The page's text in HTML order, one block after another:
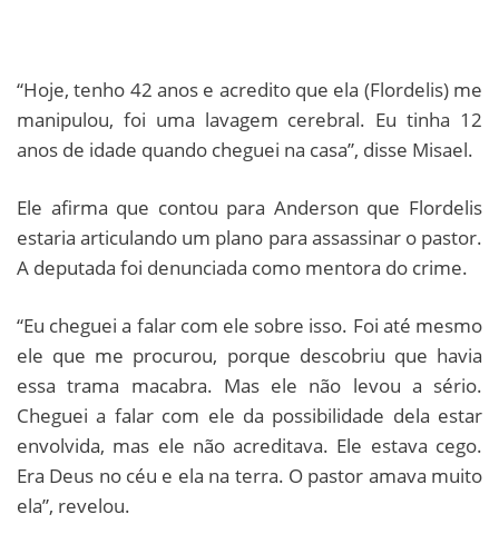
“Hoje, tenho 42 anos e acredito que ela (Flordelis) me
manipulou, foi uma lavagem cerebral. Eu tinha 12
anos de idade quando cheguei na casa”, disse Misael.
Ele afirma que contou para Anderson que Flordelis
estaria articulando um plano para assassinar o pastor.
A deputada foi denunciada como mentora do crime.
“Eu cheguei a falar com ele sobre isso. Foi até mesmo
ele que me procurou, porque descobriu que havia
essa trama macabra. Mas ele não levou a sério.
Cheguei a falar com ele da possibilidade dela estar
envolvida, mas ele não acreditava. Ele estava cego.
Era Deus no céu e ela na terra. O pastor amava muito
ela”, revelou.